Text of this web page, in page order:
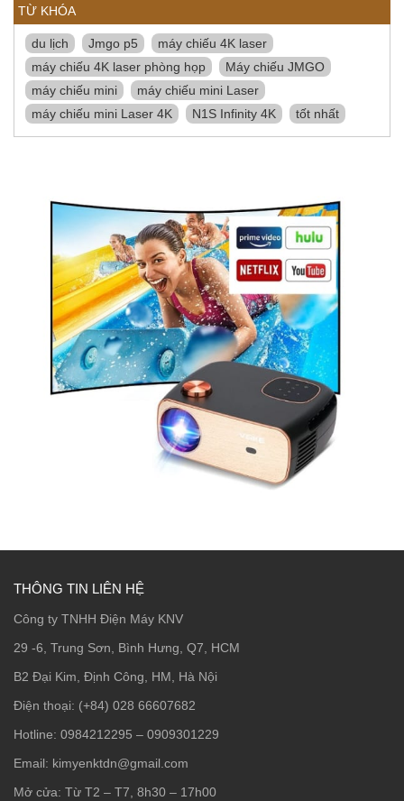
TỪ KHÓA
du lịch Jmgo p5
máy chiếu 4K laser
máy chiếu 4K laser phòng họp
Máy chiếu JMGO
máy chiếu mini
máy chiếu mini Laser
máy chiếu mini Laser 4K
N1S Infinity 4K tốt nhất
THÔNG TIN LIÊN HỆ
Công ty TNHH Điện Máy KNV
29 -6, Trung Sơn, Bình Hưng, Q7, HCM
B2 Đại Kim, Định Công, HM, Hà Nội
Điện thoại: (+84) 028 66607682
Hotline: 0984212295 – 0909301229
Email: kimyenktdn@gmail.com
Mở cửa: Từ T2 – T7, 8h30 – 17h00